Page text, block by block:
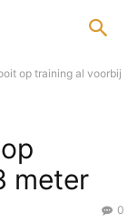
op training al voorbij
meter
0